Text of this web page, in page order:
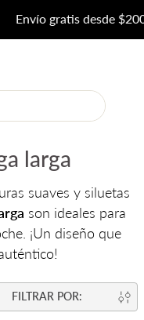
$200.000
larga
suaves y siluetas
son ideales para
¡Un diseño que